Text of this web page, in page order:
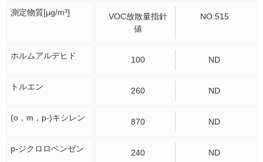
測定物質[μg/m³]
VOC放散量指針
値
NO.515
ホルムアルデヒド 100 ND
トルエン 260 ND
(o，m，p-)キシレン 870 ND
p-ジクロロベンゼン 240 ND